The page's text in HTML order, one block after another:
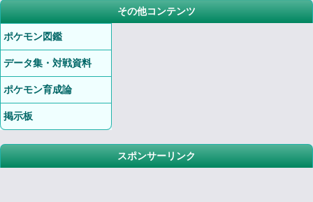
その他コンテンツ
ポケモン図鑑
データ集・対戦資料
ポケモン育成論
掲示板
スポンサーリンク